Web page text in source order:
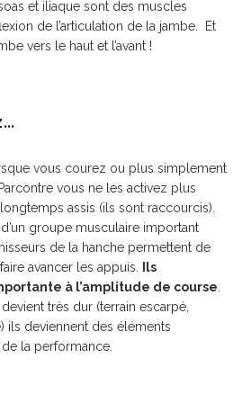
et iliaque sont des muscles
de l’articulation de la jambe. Et
vers le haut et l’avant !
vous courez ou plus simplement
vous ne les activez plus
assis (ils sont raccourcis).
groupe musculaire important
de la hanche permettent de
avancer les appuis.
Ils
à l’amplitude de course
très dur (terrain escarpé,
ils deviennent des éléments
la performance.